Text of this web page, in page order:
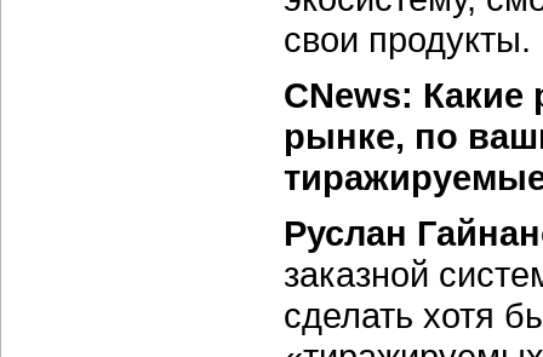
свои продукты.
CNews:
рынке, по
Руслан
заказной
сделать хотя